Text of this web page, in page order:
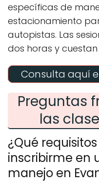
específicas de
estacionamiento
autopistas. Las
dos horas y
Consulta aquí
Preguntas
las
¿Qué
inscribirme en
manejo en